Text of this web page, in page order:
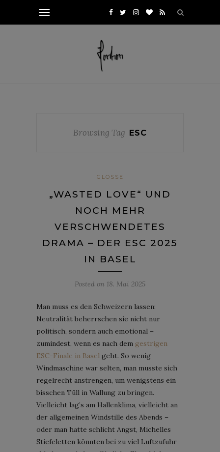
Browsing Tag ESC
GLOSSE
„WASTED LOVE“ UND
NOCH MEHR
VERSCHWENDETES
DRAMA – DER ESC 2025
IN BASEL
Posted on 18. Mai 2025
Man muss es den Schweizern lassen:
Neutralität beherrschen sie nicht nur
politisch, sondern auch emotional –
zumindest, wenn es nach dem gestrigen
ESC-Finale in Basel geht. So wenig
Windmaschine war selten, man musste sich
regelrecht anstrengen, um wenigstens ein
bisschen Tüll in Wallung zu bringen.
Vielleicht lag’s am Hallenklima, vielleicht an
der allgemeinen Windstille des Abends –
oder man hatte schlicht Angst, Michelles
Stiefeletten könnten bei zu viel Luftzufuhr